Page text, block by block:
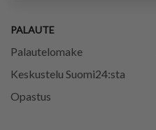
PALAUTE
Palautelomake
Keskustelu Suomi24:sta
Opastus